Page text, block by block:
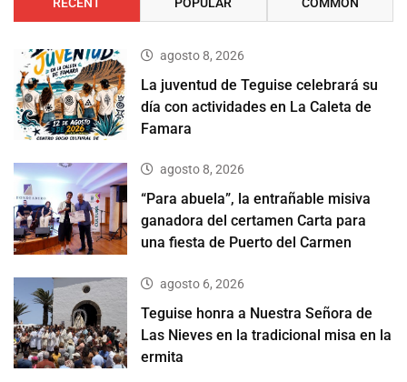
agosto 8, 2026
La juventud de Teguise celebrará su
día con actividades en La Caleta de
Famara
agosto 8, 2026
“Para abuela”, la entrañable misiva
ganadora del certamen Carta para
una fiesta de Puerto del Carmen
agosto 6, 2026
Teguise honra a Nuestra Señora de
Las Nieves en la tradicional misa en la
ermita